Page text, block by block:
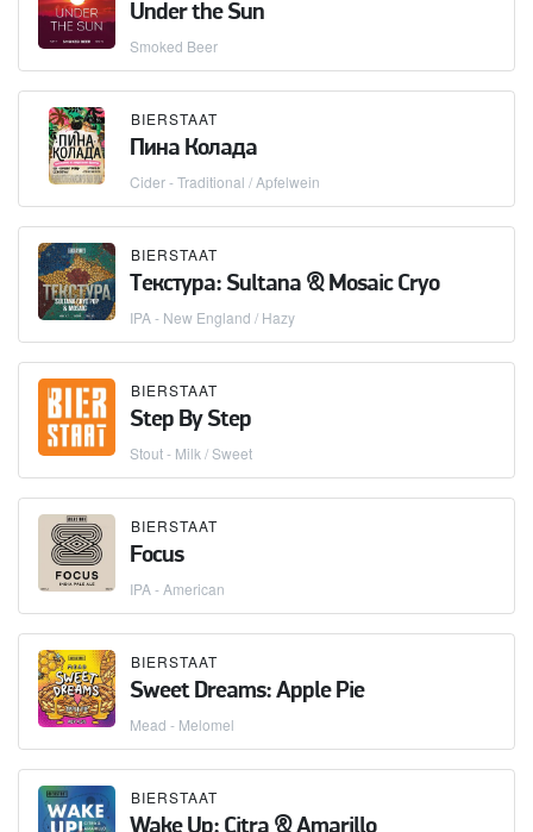
Under the Sun
Smoked Beer
BIERSTAAT
Пина Колада
Cider - Traditional / Apfelwein
BIERSTAAT
Текстура: Sultana & Mosaic Cryo
IPA - New England / Hazy
BIERSTAAT
Step By Step
Stout - Milk / Sweet
BIERSTAAT
Focus
IPA - American
BIERSTAAT
Sweet Dreams: Apple Pie
Mead - Melomel
BIERSTAAT